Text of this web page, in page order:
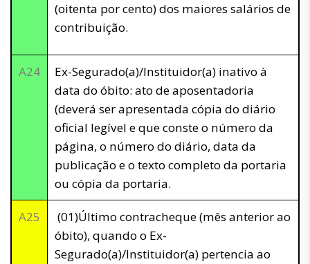
(oitenta por cento) dos maiores salários de
contribuição.
A24
Ex-Segurado(a)/Instituidor(a) inativo à
data do óbito: ato de aposentadoria
(deverá ser apresentada cópia do diário
oficial legível e que conste o número da
página, o número do diário, data da
publicação e o texto completo da portaria
ou cópia da portaria.
A25
(01)Último contracheque (mês anterior ao
óbito), quando o Ex-
Segurado(a)/Instituidor(a) pertencia ao